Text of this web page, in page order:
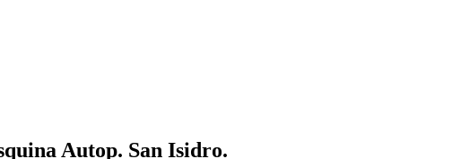
Autop. San Isidro.